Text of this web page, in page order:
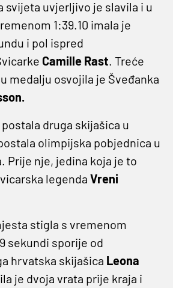
svijeta uvjerljivo je slavila i u
1:39.10 imala je
i pol ispred
Camille Rast. Treće
medalju osvojila je Šveđanka
druga skijašica u
olimpijska pobjednica u
Prije nje, jedina koja je to
legenda Vreni
stigla s vremenom
sekundi sporije od
hrvatska skijašica Leona
je dvoja vrata prije kraja i